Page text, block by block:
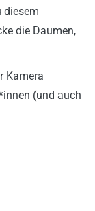
diesem
die Daumen,
Kamera
(und auch